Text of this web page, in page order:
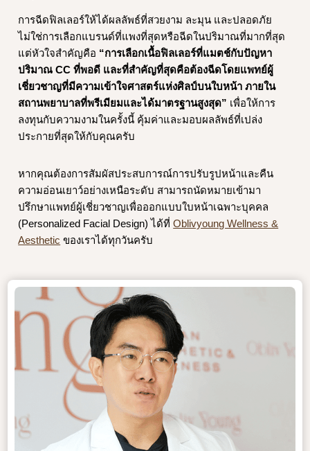
การฉีดฟิลเลอร์ให้ได้ผลลัพธ์ที่สวยงาม ละมุน และปลอดภัย
ไม่ใช่การเลือกแบรนด์ที่แพงที่สุดหรือฉีดในปริมาณที่มากที่สุด
แต่หัวใจสำคัญคือ “การเลือกเนื้อฟิลเลอร์ที่แมตช์กับปัญหา
ปริมาณ CC ที่พอดี และที่สำคัญที่สุดคือต้องฉีดโดยแพทย์ผู้
เชี่ยวชาญที่มีความเข้าใจศาสตร์แห่งศิลป์บนใบหน้า ภายใน
สถานพยาบาลที่พรีเมียมและได้มาตรฐานสูงสุด” เพื่อให้การ
ลงทุนกับความงามในครั้งนี้ คุ้มค่าและมอบผลลัพธ์ที่เปล่ง
ประกายที่สุดให้กับคุณครับ
หากคุณต้องการสัมผัสประสบการณ์การปรับรูปหน้าและคืน
ความอ่อนเยาว์อย่างเหนือระดับ สามารถนัดหมายเข้ามา
ปรึกษาแพทย์ผู้เชี่ยวชาญเพื่อออกแบบใบหน้าเฉพาะบุคคล
(Personalized Facial Design) ได้ที่Oblivyoung Wellness &
Aesthetic ของเราได้ทุกวันครับ